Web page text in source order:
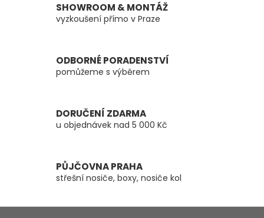
SHOWROOM & MONTÁŽ
vyzkoušení přímo v Praze
ODBORNÉ PORADENSTVÍ
pomůžeme s výběrem
DORUČENÍ ZDARMA
u objednávek nad 5 000 Kč
PŮJČOVNA PRAHA
střešní nosiče, boxy, nosiče kol
Z